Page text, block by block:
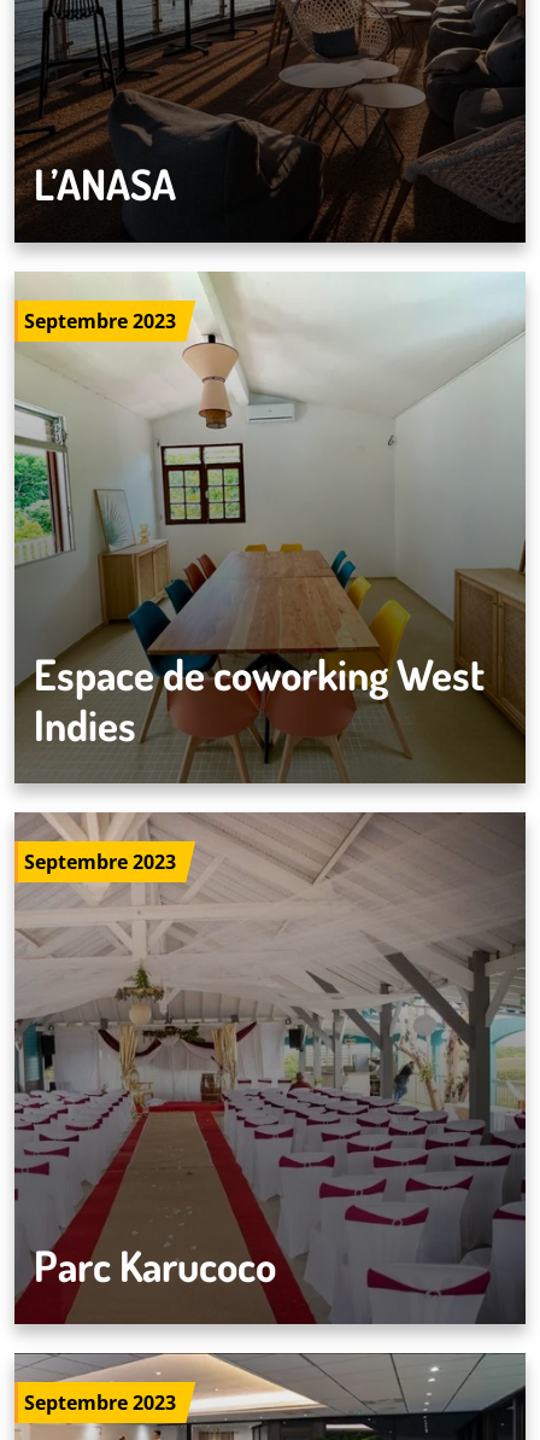
L’ANASA
Septembre 2023
Espace de coworking West
Indies
Septembre 2023
Parc Karucoco
Septembre 2023